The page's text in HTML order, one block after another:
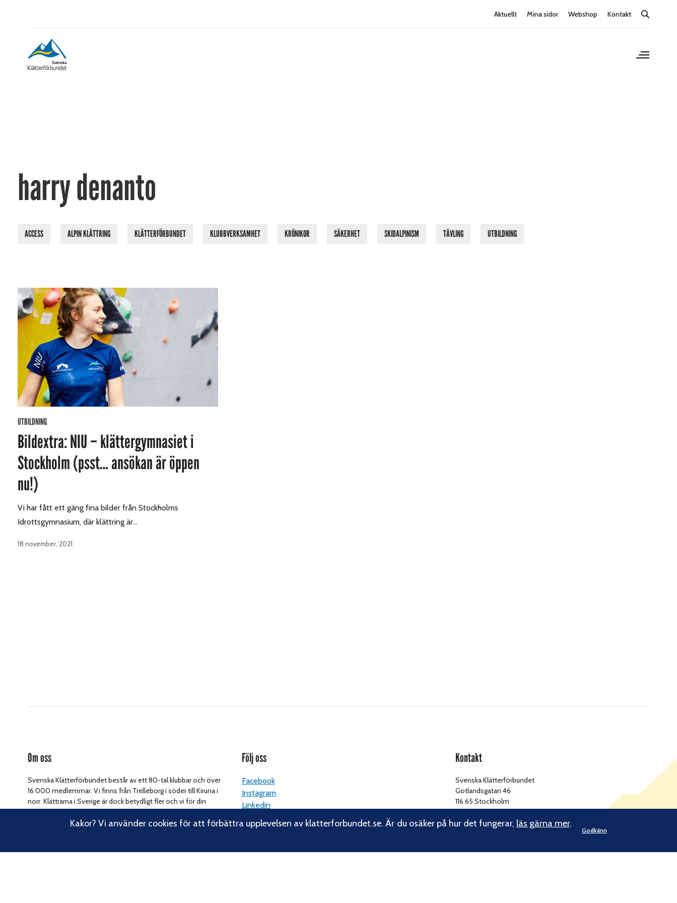
Aktuellt Mina sidor Webshop Kontakt
harry denanto
ACCESS ALPIN KLÄTTRING KLÄTTERFÖRBUNDET KLUBBVERKSAMHET KRÖNIKOR SÄKERHET SKIDALPINISM TÄVLING UTBILDNING
UTBILDNING
Bildextra: NIU – klättergymnasiet i
Stockholm (psst… ansökan är öppen
nu!)
Vi har fått ett gäng fina bilder från Stockholms
Idrottsgymnasium, där klättring är…
18 november, 2021
Om oss
Svenska Klätterförbundet består av ett 80-tal klubbar och över
16 000 medlemmar. Vi finns från Trelleborg i söder till Kiruna i
norr. Klättrarna i Sverige är dock betydligt fler och vi för din
hållbarhetsarbete.
Följ oss
Facebook
Instagram
Linkedin
Nyhetsbrev
Kontakt
Svenska Klätterförbundet
Gotlandsgatan 46
116 65 Stockholm
E-post: kansliet@klatterforbundet.rf.se
Kakor? Vi använder cookies för att förbättra upplevelsen av klatterforbundet.se. Är du osäker på hur det fungerar, läs gärna mer.
Godkänn